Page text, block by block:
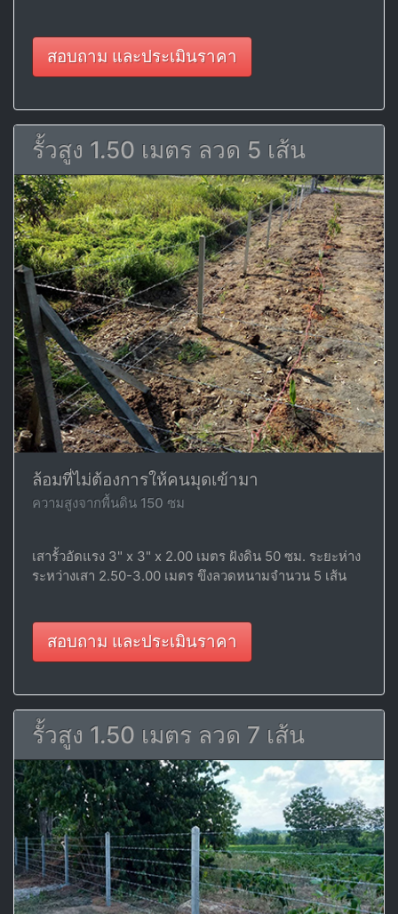
สอบถาม และประเมินราคา
รั้วสูง 1.50 เมตร ลวด 5 เส้น
ล้อมที่ไม่ต้องการให้คนมุดเข้ามา
ความสูงจากพื้นดิน 150 ซม
เสารั้วอัดแรง 3" x 3" x 2.00 เมตร ฝังดิน 50 ซม. ระยะห่าง
ระหว่างเสา 2.50-3.00 เมตร ขึงลวดหนามจำนวน 5 เส้น
สอบถาม และประเมินราคา
รั้วสูง 1.50 เมตร ลวด 7 เส้น